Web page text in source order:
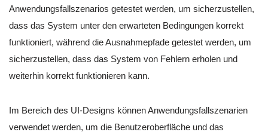
Anwendungsfallszenarios getestet werden, um sicherzustellen,
dass das System unter den erwarteten Bedingungen korrekt
funktioniert, während die Ausnahmepfade getestet werden, um
sicherzustellen, dass das System von Fehlern erholen und
weiterhin korrekt funktionieren kann.
Im Bereich des UI-Designs können Anwendungsfallszenarien
verwendet werden, um die Benutzeroberfläche und das